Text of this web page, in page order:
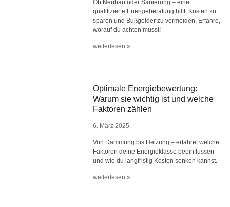
Ob Neubau oder Sanierung – eine
qualifizierte Energieberatung hilft, Kosten zu
sparen und Bußgelder zu vermeiden. Erfahre,
worauf du achten musst!
weiterlesen »
Optimale Energiebewertung:
Warum sie wichtig ist und welche
Faktoren zählen
6. März 2025
Von Dämmung bis Heizung – erfahre, welche
Faktoren deine Energieklasse beeinflussen
und wie du langfristig Kosten senken kannst.
weiterlesen »